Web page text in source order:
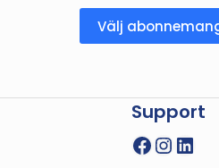
Välj
Support
Facebook